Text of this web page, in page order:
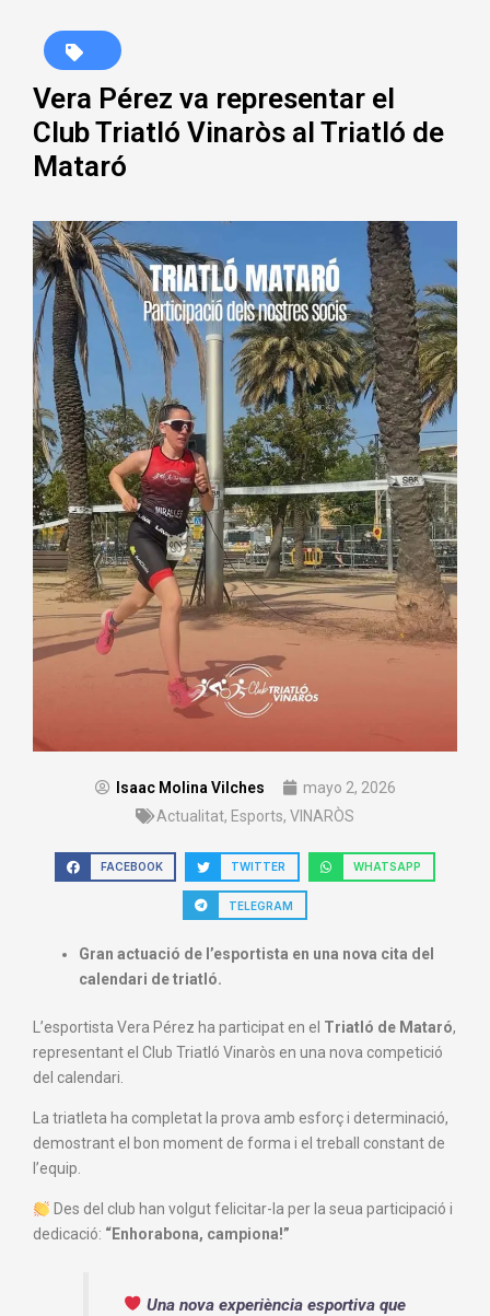
Vera Pérez va representar el
Club Triatló Vinaròs al Triatló de
Mataró
Isaac Molina Vilches
mayo 2, 2026
Actualitat, Esports, VINARÒS
FACEBOOK TWITTER WHATSAPP
TELEGRAM
Gran actuació de l’esportista en una nova cita del
calendari de triatló.
L’esportista Vera Pérez ha participat en el Triatló de Mataró,
representant el Club Triatló Vinaròs en una nova competició
del calendari.
La triatleta ha completat la prova amb esforç i determinació,
demostrant el bon moment de forma i el treball constant de
l’equip.
Des del club han volgut felicitar-la per la seua participació i
dedicació: “Enhorabona, campiona!”
Una nova experiència esportiva que